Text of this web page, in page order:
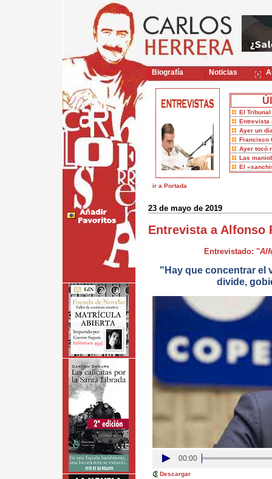
El
Entrevista
Ayer un
Francisco
Ayer tocó
Las
El
ir a Portada
23 de mayo de 2019
Entrevista a Alfonso
Entrevistado: "
"Hay que concentrar el
divide,
00:00
Descargar
Biografía Noticias